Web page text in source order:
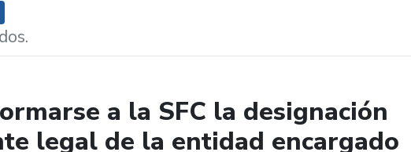
opciones de búsqueda
a la SFC la designación
legal de la entidad encargado